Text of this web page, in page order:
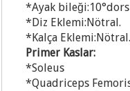
*Ayak
*Diz Eklemi:Nötral.
*Kalça Eklemi:Nötral.
Primer Kaslar:
*Soleus
*Quadriceps